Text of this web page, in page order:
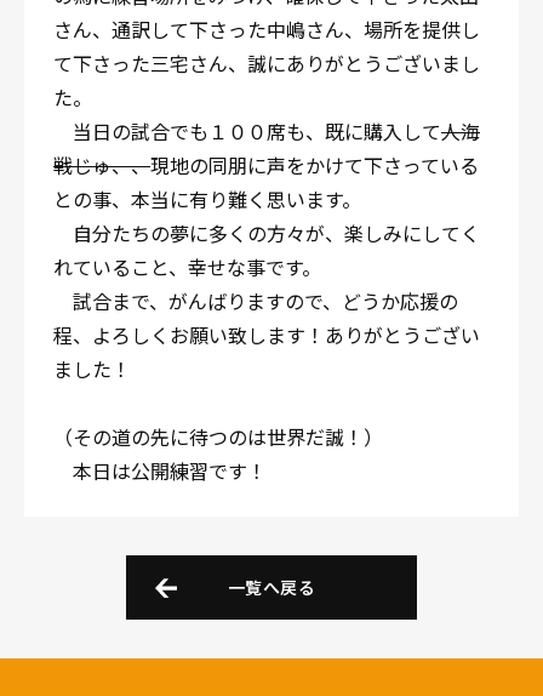
さん、通訳して下さった中嶋さん、場所を提供し
て下さった三宅さん、誠にありがとうございまし
た。
当日の試合でも１００席も、既に購入して人海
戦じゅ、、現地の同朋に声をかけて下さっている
との事、本当に有り難く思います。
自分たちの夢に多くの方々が、楽しみにしてく
れていること、幸せな事です。
試合まで、がんばりますので、どうか応援の
程、よろしくお願い致します！ありがとうござい
ました！
（その道の先に待つのは世界だ誠！）
本日は公開練習です！
一覧へ戻る